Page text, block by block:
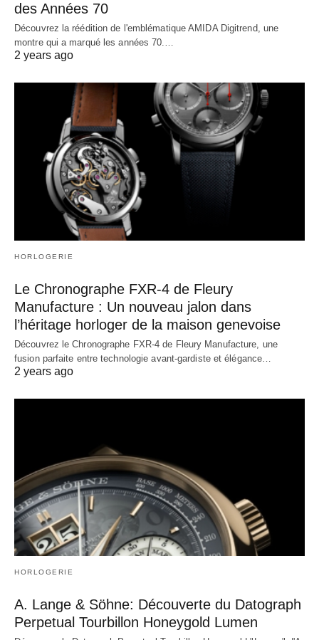
des Années 70
Découvrez la réédition de l'emblématique AMIDA Digitrend, une
montre qui a marqué les années 70.…
2 years ago
HORLOGERIE
Le Chronographe FXR-4 de Fleury
Manufacture : Un nouveau jalon dans
l’héritage horloger de la maison genevoise
Découvrez le Chronographe FXR-4 de Fleury Manufacture, une
fusion parfaite entre technologie avant-gardiste et élégance…
2 years ago
HORLOGERIE
A. Lange & Söhne: Découverte du Datograph
Perpetual Tourbillon Honeygold Lumen